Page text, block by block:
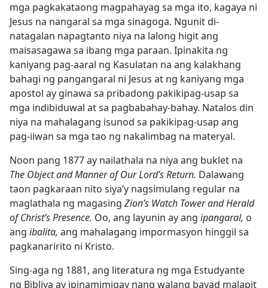
mga pagkakataong magpahayag sa mga ito, kagaya ni
Jesus na nangaral sa mga sinagoga. Ngunit di-
natagalan napagtanto niya na lalong higit ang
maisasagawa sa ibang mga paraan. Ipinakita ng
kaniyang pag-aaral ng Kasulatan na ang kalakhang
bahagi ng pangangaral ni Jesus at ng kaniyang mga
apostol ay ginawa sa pribadong pakikipag-usap sa
mga indibiduwal at sa pagbabahay-bahay. Natalos din
niya na mahalagang isunod sa pakikipag-usap ang
pag-iiwan sa mga tao ng nakalimbag na materyal.
Noon pang 1877 ay nailathala na niya ang buklet na
The Object and Manner of Our Lord’s Return. Dalawang
taon pagkaraan nito siya’y nagsimulang regular na
maglathala ng magasing Zion’s Watch Tower and Herald
of Christ’s Presence. Oo, ang layunin ay ang ipangaral, o
ang ibalita, ang mahalagang impormasyon hinggil sa
pagkanaririto ni Kristo.
Sing-aga ng 1881, ang literatura ng mga Estudyante
ng Bibliya ay ipinamimigay nang walang bayad malapit